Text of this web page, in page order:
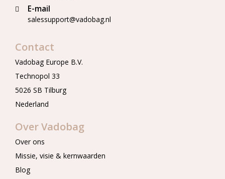
E-mail
salessupport@vadobag.nl
Contact
Vadobag Europe B.V.
Technopol 33
5026 SB Tilburg
Nederland
Over Vadobag
Over ons
Missie, visie & kernwaarden
Blog